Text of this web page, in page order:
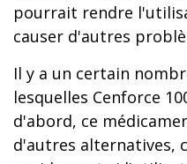
pourrait rendre
causer d'autres
Il y a un certain
lesquelles Cenforce
d'abord, ce
d'autres alternatives,